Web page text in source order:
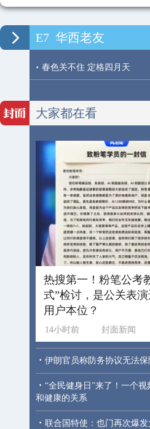
E7 华西老友
· 春色关不住 定格四月天
大家都在看
热搜第一！粉笔公考
式”检讨，是公关表
用户本位？
14小时前 封面新闻
· 伊朗官员称防务协议无法
· “全民健身日”来了！一个
和健康的关系
· 联合国特使：也门再次爆